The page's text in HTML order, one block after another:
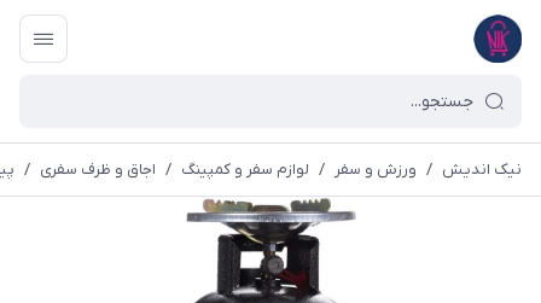
نیک اندیش / ورزش و سفر / لوازم سفر و کمپینگ / اجاق و ظرف سفری / پیک